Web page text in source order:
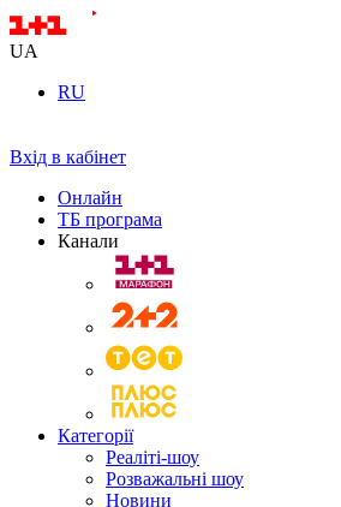
UA
RU
Вхід в кабінет
Онлайн
ТБ програма
Канали
Категорії
Реаліті-шоу
Розважальні шоу
Новини